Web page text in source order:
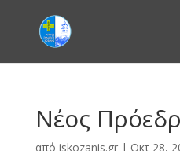
Νέος
από iskozanis.gr| Οκτ 28,